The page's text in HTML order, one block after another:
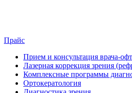
Прайс
Прием и консультация врача-
Лазерная коррекция зрения
Комплексные программы
Ортокератология